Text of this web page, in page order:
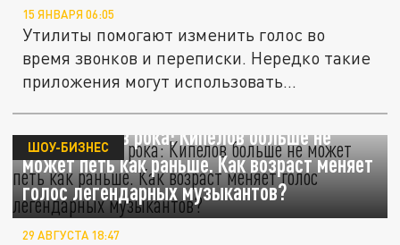
15 ЯНВАРЯ 06:05
Утилиты помогают изменить голос во
время звонков и переписки. Нередко такие
приложения могут использовать...
Время против рока: Кипелов больше не
может петь как раньше. Как возраст меняет
голос легендарных музыкантов?
ШОУ-БИЗНЕС
29 АВГУСТА 18:47